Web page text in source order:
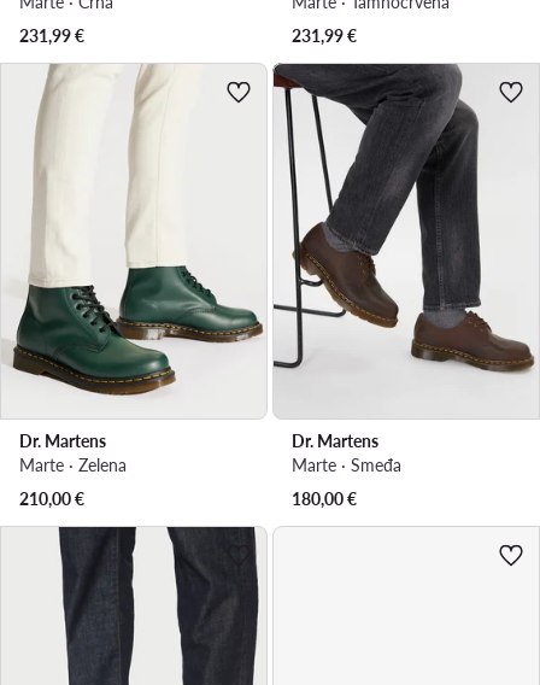
231,99€
231,99€
Dr. Martens
Marte · Zelena
210,00€
Dr. Martens
Marte · Smeđa
180,00€